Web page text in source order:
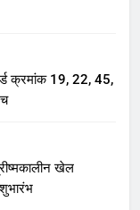
क्रमांक 19, 22, 45,
खेल